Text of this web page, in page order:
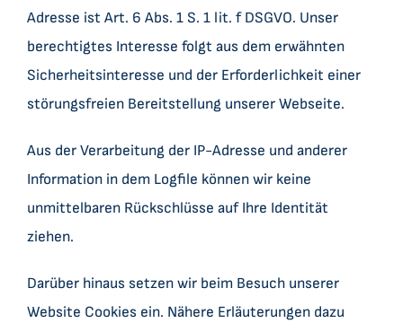
Adresse ist Art. 6 Abs. 1 S. 1 lit. f DSGVO. Unser
berechtigtes Interesse folgt aus dem erwähnten
Sicherheitsinteresse und der Erforderlichkeit einer
störungsfreien Bereitstellung unserer Webseite.
Aus der Verarbeitung der IP-Adresse und anderer
Information in dem Logfile können wir keine
unmittelbaren Rückschlüsse auf Ihre Identität
ziehen.
Darüber hinaus setzen wir beim Besuch unserer
Website Cookies ein. Nähere Erläuterungen dazu